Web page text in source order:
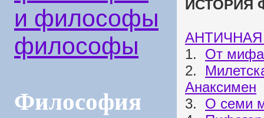
и философы
философы
Философия
ИСТОРИЯ
1. От мифа
2.
Анаксимен
3. О семи